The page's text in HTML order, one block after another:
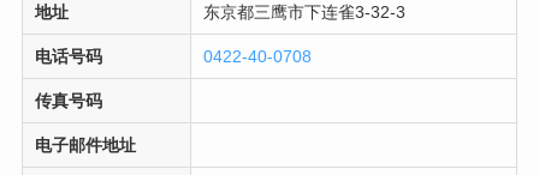
地址 东京都三鹰市下连雀3-32-3
电话号码 0422-40-0708
传真号码
电子邮件地址